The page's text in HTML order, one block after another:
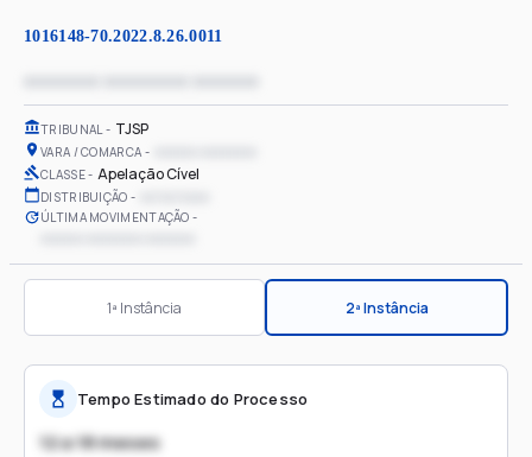
1016148-70.2022.8.26.0011
TRIBUNAL TJSP
VARA / COMARCA
CLASSE Apelação Cível
DISTRIBUIÇÃO
ÚLTIMA MOVIMENTAÇÃO
1ª Instância 2ª Instância
Tempo Estimado do Processo
12 a 18 meses